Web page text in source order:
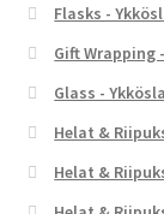
Flasks -
Gift Wrapping
Glass -
Helat &
Helat &